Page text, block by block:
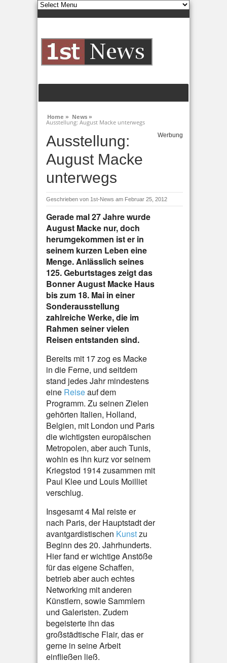
Home » News »
Ausstellung: August Macke unterwegs
Ausstellung:
August Macke
unterwegs
Werbung
Geschrieben von 1st-News am Februar 25, 2012
Gerade mal 27 Jahre wurde
August Macke nur, doch
herumgekommen ist er in
seinem kurzen Leben eine
Menge. Anlässlich seines
125. Geburtstages zeigt das
Bonner August Macke Haus
bis zum 18. Mai in einer
Sonderausstellung
zahlreiche Werke, die im
Rahmen seiner vielen
Reisen entstanden sind.
Bereits mit 17 zog es Macke
in die Ferne, und seitdem
stand jedes Jahr mindestens
eine Reiseauf dem
Programm. Zu seinen Zielen
gehörten Italien, Holland,
Belgien, mit London und Paris
die wichtigsten europäischen
Metropolen, aber auch Tunis,
wohin es ihn kurz vor seinem
Kriegstod 1914 zusammen mit
Paul Klee und Louis Moilliet
verschlug.
Insgesamt 4 Mal reiste er
nach Paris, der Hauptstadt der
avantgardistischen Kunstzu
Beginn des 20. Jahrhunderts.
Hier fand er wichtige Anstöße
für das eigene Schaffen,
betrieb aber auch echtes
Networking mit anderen
Künstlern, sowie Sammlern
und Galeristen. Zudem
begeisterte ihn das
großstädtische Flair, das er
gerne in seine Arbeit
einfließen ließ.